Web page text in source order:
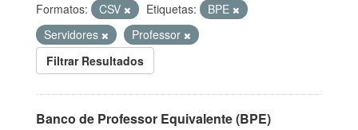
Formatos:
CSV Etiquetas:
BPE
Servidores
Professor
Filtrar Resultados
Banco de Professor Equivalente (BPE)